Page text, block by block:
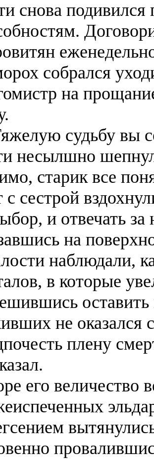
снова подивился
собрался
на
судьбу вы
несылшно
старик все
с сестрой
и отвечать
на
наблюдали,
в которые
не оказался
плену
его величество